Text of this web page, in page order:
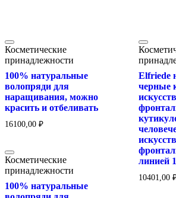
Косметические
принадлежности
100% натуральные
волопряди для
наращивания, можно
красить и отбеливать
16100,00 ₽
Косметические
принадлежности
100% натуральные
Elfriede
черные
линией
10401,00